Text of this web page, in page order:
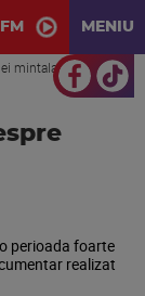
MENIU
mintala
perioada foarte
realizat